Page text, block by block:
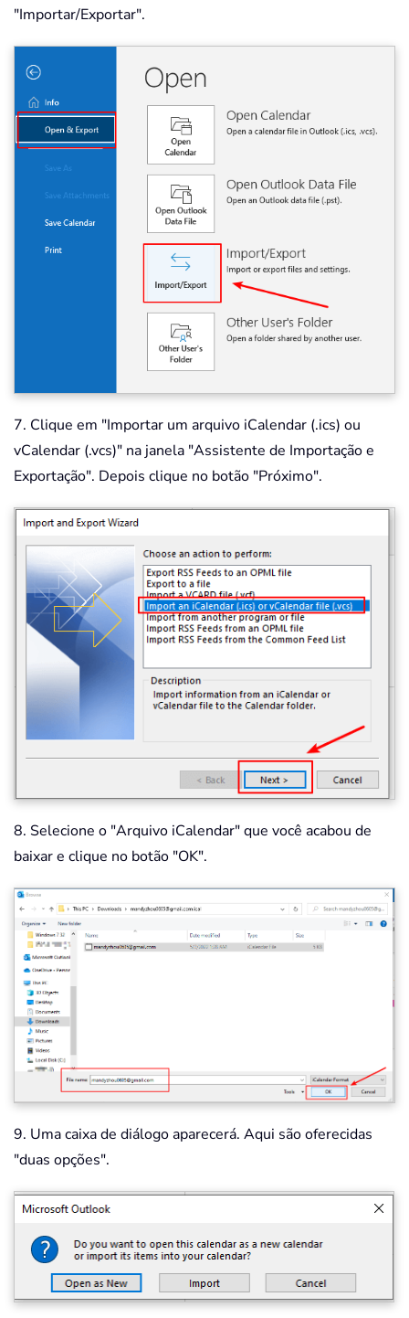
"Importar/Exportar".
7. Clique em "Importar um arquivo iCalendar (.ics) ou
vCalendar (.vcs)" na janela "Assistente de Importação e
Exportação". Depois clique no botão "Próximo".
8. Selecione o "Arquivo iCalendar" que você acabou de
baixar e clique no botão "OK".
9. Uma caixa de diálogo aparecerá. Aqui são oferecidas
"duas opções".